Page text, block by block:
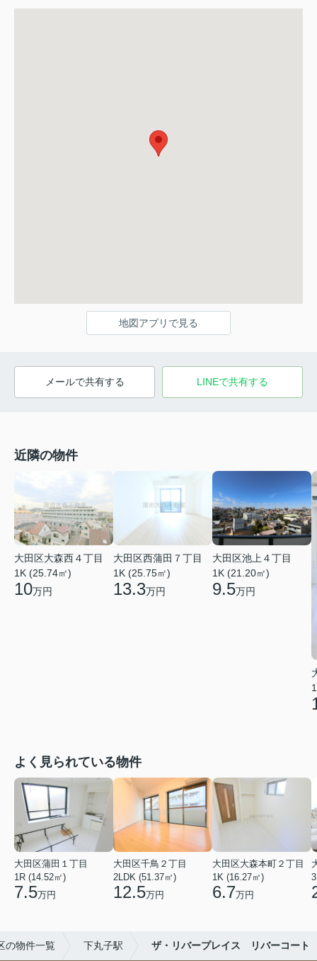
地図アプリで見る
メールで共有する LINEで共有する
近隣の物件
大田区大森西４丁目
1K (25.74㎡)
10万円
大田区西蒲田７丁目
1K (25.75㎡)
13.3万円
大田区池上４丁目
1K (21.20㎡)
9.5万円
よく見られている物件
大田区蒲田１丁目
1R (14.52㎡)
7.5万円
大田区千鳥２丁目
2LDK (51.37㎡)
12.5万円
大田区大森本町２丁目
1K (16.27㎡)
6.7万円
の物件一覧 下丸子駅 ザ・リバープレイス リバーコート